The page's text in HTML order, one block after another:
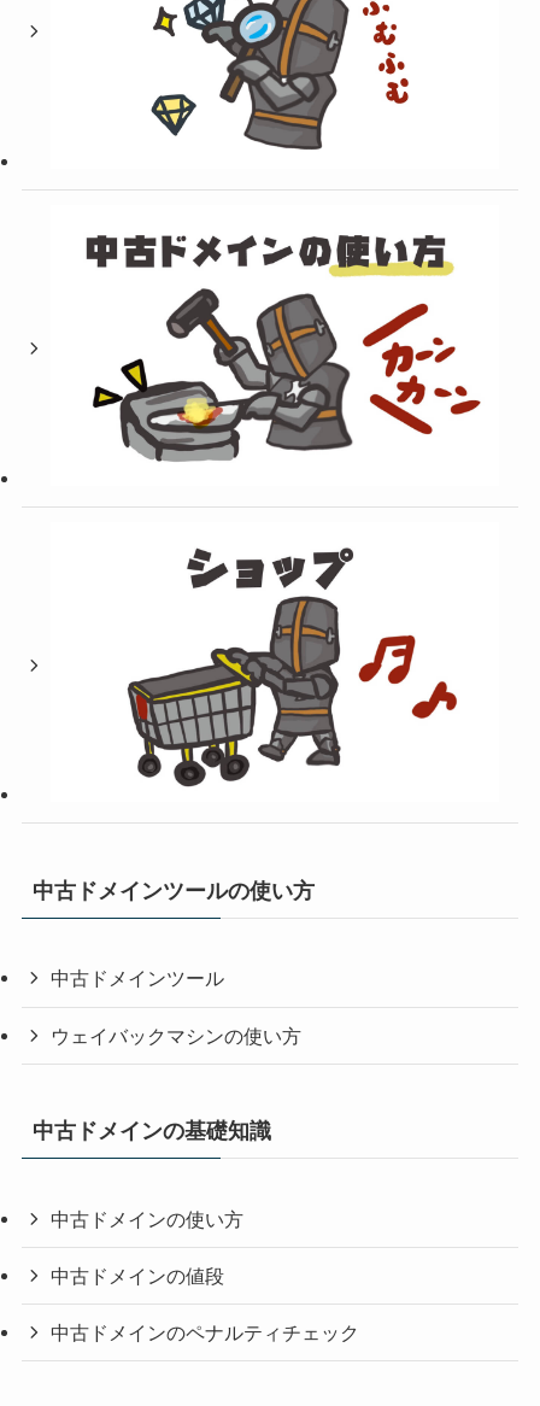
中古ドメインツールの使い方
中古ドメインツール
ウェイバックマシンの使い方
中古ドメインの基礎知識
中古ドメインの使い方
中古ドメインの値段
中古ドメインのペナルティチェック